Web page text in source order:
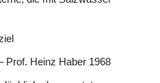
Prof. Heinz Haber 1968